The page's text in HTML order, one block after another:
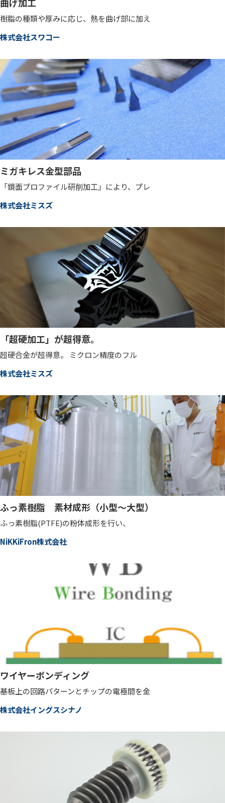
樹脂の種類や厚みに応じ、熱を曲げ部に加え
株式会社スワコー
ミガキレス金型部品
「鏡面プロファイル研削加工」により、プレ
株式会社ミスズ
「超硬加工」が超得意。
超硬合金が超得意。 ミクロン精度のフル
株式会社ミスズ
ふっ素樹脂 素材成形（小型～大型）
ふっ素樹脂(PTFE)の粉体成形を行い、
NiKKiFron株式会社
ワイヤーボンディング
基板上の回路パターンとチップの電極間を金
株式会社イングスシナノ